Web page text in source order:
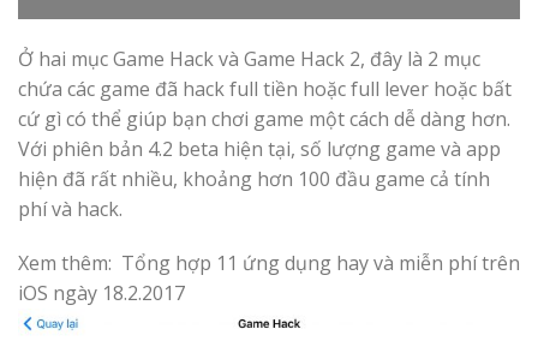
Ở hai mục Game Hack và Game Hack 2, đây là 2 mục
chứa các game đã hack full tiền hoặc full lever hoặc bất
cứ gì có thể giúp bạn chơi game một cách dễ dàng hơn.
Với phiên bản 4.2 beta hiện tại, số lượng game và app
hiện đã rất nhiều, khoảng hơn 100 đầu game cả tính
phí và hack.
Xem thêm: Tổng hợp 11 ứng dụng hay và miễn phí trên
iOS ngày 18.2.2017